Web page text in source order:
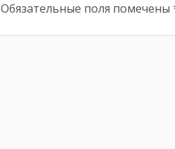
Обязательные поля помечены